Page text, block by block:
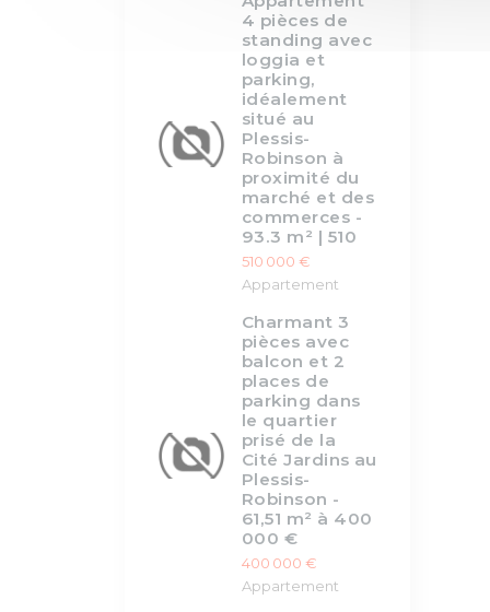
4 pièces de
standing avec
loggia et
parking,
idéalement
situé au
Plessis-
Robinson à
proximité du
marché et des
commerces -
93.3 m² | 510
510 000 €
Appartement
Charmant 3
pièces avec
balcon et 2
places de
parking dans
le quartier
prisé de la
Cité Jardins au
Plessis-
Robinson -
61,51 m² à 400
000 €
400 000 €
Appartement